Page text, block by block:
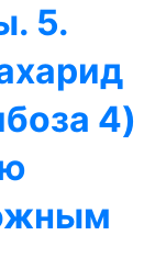
5.
4)